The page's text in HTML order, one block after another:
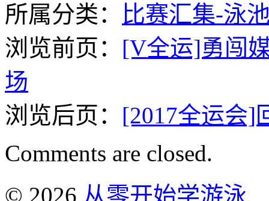
所属分类：
比赛汇集-泳
浏览前页： [V全运]勇闯
场
浏览后页： [2017全运会]
Comments are closed.
© 2026 从零开始学游泳